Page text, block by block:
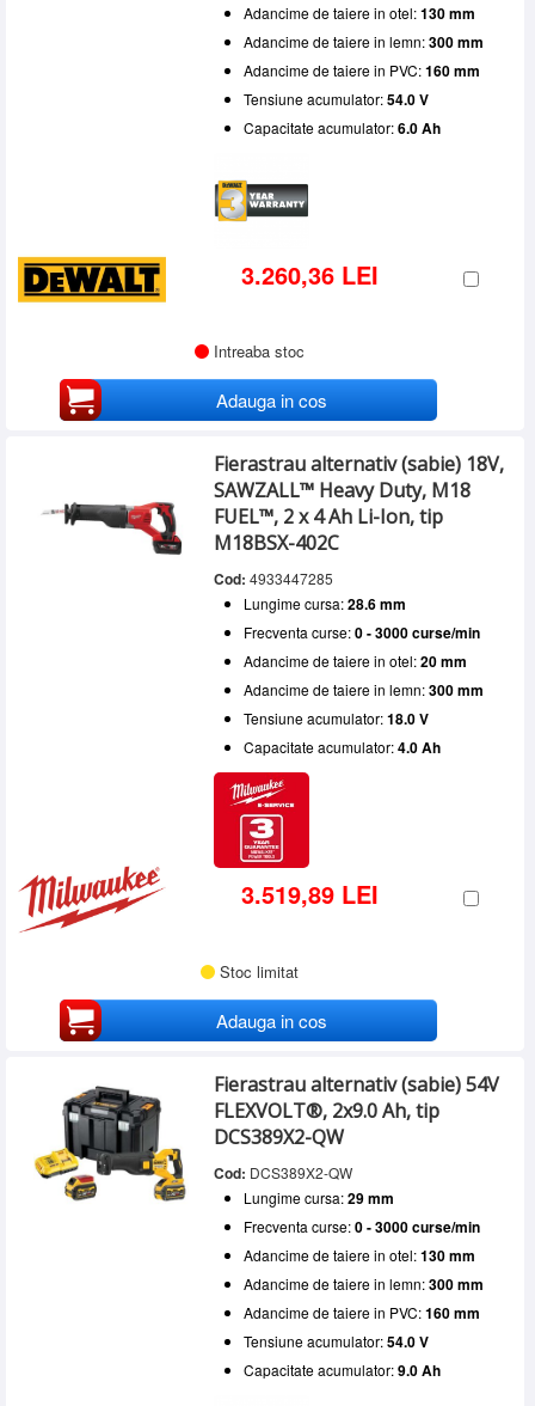
Adancime de taiere in otel:130 mm
Adancime de taiere in lemn:300 mm
Adancime de taiere in PVC:160 mm
Tensiune acumulator:54.0 V
Capacitate acumulator:6.0 Ah
3.260,36 LEI
Intreaba stoc
Adauga in cos
Fierastrau alternativ (sabie) 18V,
SAWZALL™ Heavy Duty, M18
FUEL™, 2 x 4 Ah Li-Ion, tip
M18BSX-402C
Cod: 4933447285
Lungime cursa:28.6 mm
Frecventa curse:0 - 3000 curse/min
Adancime de taiere in otel:20 mm
Adancime de taiere in lemn:300 mm
Tensiune acumulator:18.0 V
Capacitate acumulator:4.0 Ah
3.519,89 LEI
Stoc limitat
Adauga in cos
Fierastrau alternativ (sabie) 54V
FLEXVOLT®, 2x9.0 Ah, tip
DCS389X2-QW
Cod: DCS389X2-QW
Lungime cursa:29 mm
Frecventa curse:0 - 3000 curse/min
Adancime de taiere in otel:130 mm
Adancime de taiere in lemn:300 mm
Adancime de taiere in PVC:160 mm
Tensiune acumulator:54.0 V
Capacitate acumulator:9.0 Ah